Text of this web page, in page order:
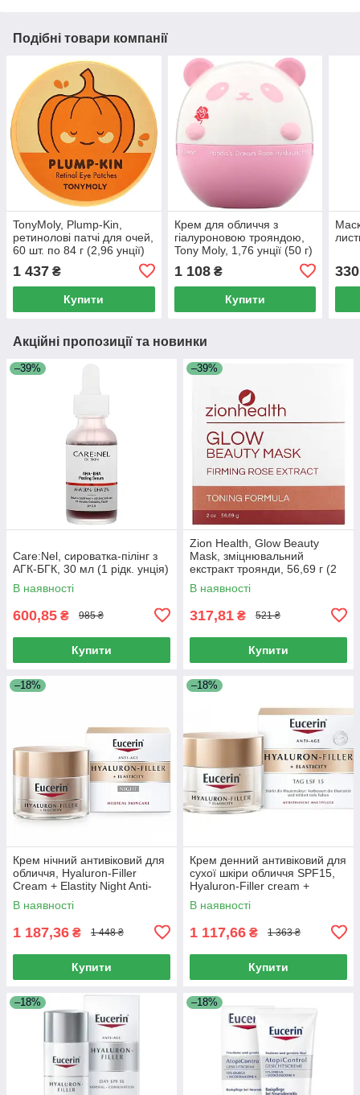
Подібні товари компанії
TonyMoly, Plump-Kin,
ретинолові патчі для очей,
60 шт. по 84 г (2,96 унції)
1 437 ₴
Купити
Крем для обличчя з
гіалуроновою трояндою,
Tony Moly, 1,76 унції (50 г)
1 108₴
Купити
330
Акційні пропозиції та новинки
–39%
Care:Nel, сироватка-пілінг з
АГК-БГК, 30 мл (1 рідк. унція)
В наявності
600,85 ₴ 985 ₴
Купити
–39%
Zion Health, Glow Beauty
Mask, зміцнювальний
екстракт троянди, 56,69 г (2
унції)
В наявності
317,81 ₴ 521 ₴
Купити
–18%
Крем нічний антивіковий для
обличчя, Hyaluron-Filler
Cream + Elastity Night Anti-
Aging for Face, Eucerin, 50 мл
В наявності
1 187,36 ₴ 1 448 ₴
Купити
–18%
Крем денний антивіковий для
сухої шкіри обличчя SPF15,
Hyaluron-Filler cream +
Elastisity day anti-aging cream
for dry skin,
В наявності
1 117,66 ₴ 1 363 ₴
Купити
–18% –18%